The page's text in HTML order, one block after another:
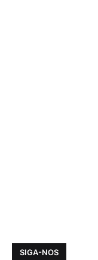
SIGA-NOS